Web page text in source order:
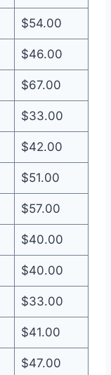
$54.00
$46.00
$67.00
$33.00
$42.00
$51.00
$57.00
$40.00
$40.00
$33.00
$41.00
$47.00